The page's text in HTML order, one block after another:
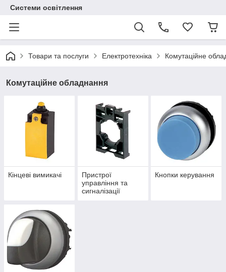
Системи освітлення
Товари та послуги Електротехніка Комутаційне
Комутаційне обладнання
Кінцеві вимикачі
Пристрої
управління та
сигналізації
Кнопки керування